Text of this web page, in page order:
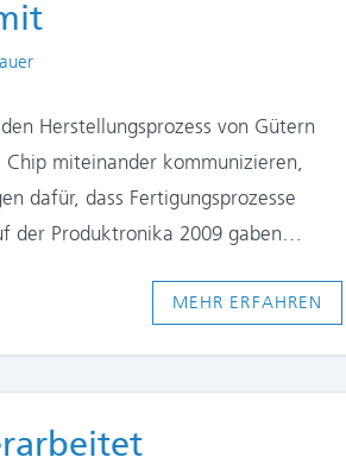
Herstellungsprozess von Gütern
miteinander kommunizieren,
dafür, dass Fertigungsprozesse
der Produktronika 2009 gaben…
MEHR ERFAHREN